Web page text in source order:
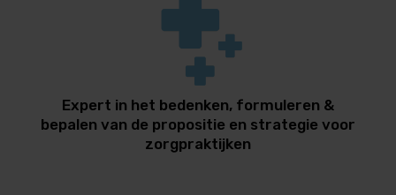
Expert in het bedenken, formuleren &
bepalen van de propositie en strategie voor
zorgpraktijken